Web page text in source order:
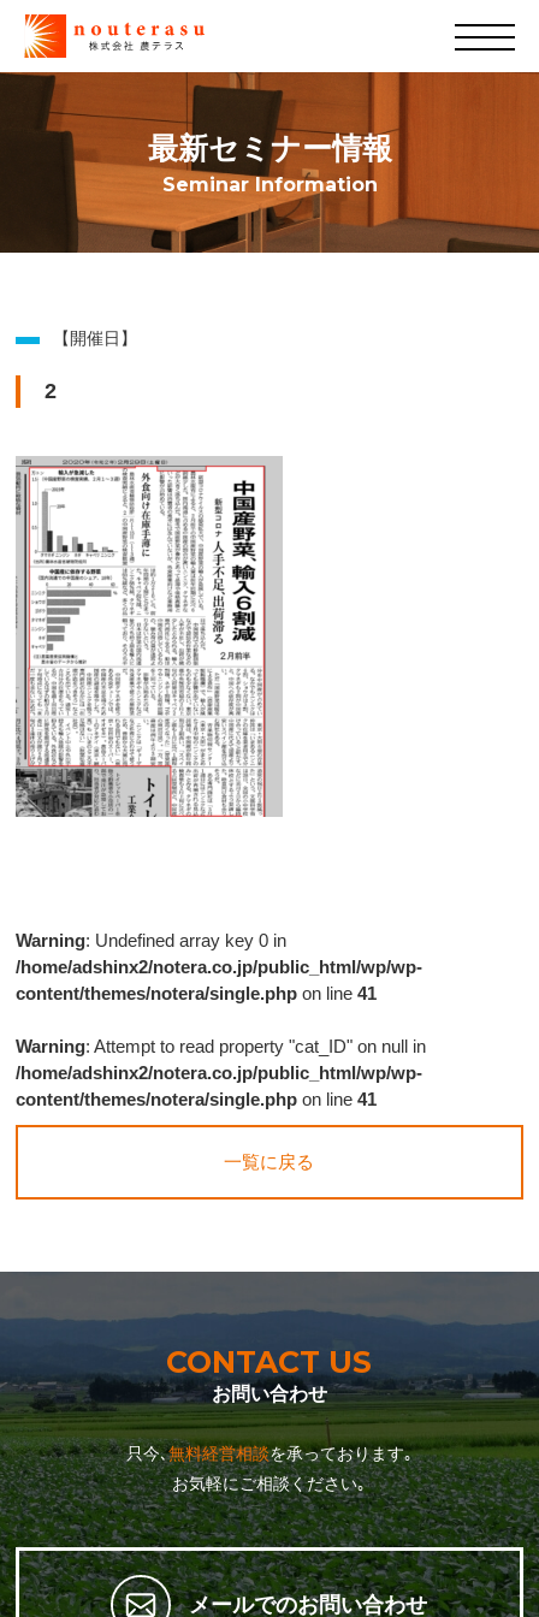
最新セミナー情報
Seminar Information
【開催日】
2
Warning: Undefined array key 0 in
/home/adshinx2/notera.co.jp/public_html/wp/wp-
content/themes/notera/single.php on line41
Warning: Attempt to read property "cat_ID" on null in
/home/adshinx2/notera.co.jp/public_html/wp/wp-
content/themes/notera/single.php on line41
一覧に戻る
CONTACT US
お問い合わせ
只今､無料経営相談を承っております｡
お気軽にご相談ください｡
メールでのお問い合わせ